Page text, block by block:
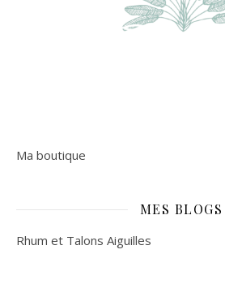
Ma boutique
MES BLOGS
Rhum et Talons Aiguilles